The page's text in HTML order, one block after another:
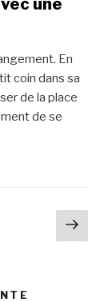
En
coin dans sa
de la place
de se